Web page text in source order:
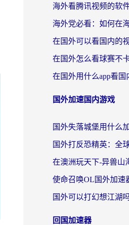
国外加速国内游戏
回国加速器